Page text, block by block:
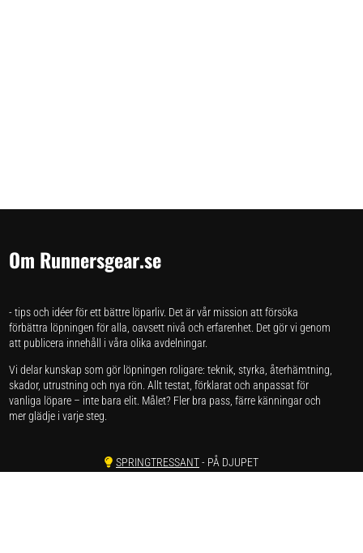
Om Runnersgear.se
- tips och idéer för ett bättre löparliv. Det är vår mission att försöka
förbättra löpningen för alla, oavsett nivå och erfarenhet. Det gör vi genom
att publicera innehåll i våra olika avdelningar.
Vi delar kunskap som gör löpningen roligare: teknik, styrka, återhämtning,
skador, utrustning och nya rön. Allt testat, förklarat och anpassat för
vanliga löpare – inte bara elit. Målet? Fler bra pass, färre känningar och
mer glädje i varje steg.
SPRINGTRESSANT- PÅ DJUPET